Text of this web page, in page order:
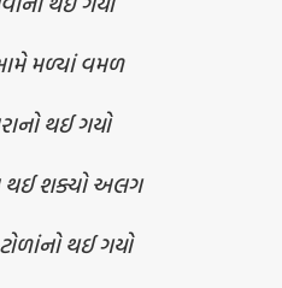
મળ્યાં વમળ
થઈ ગયો
થઈ શક્યો અલગ
થઈ ગયો